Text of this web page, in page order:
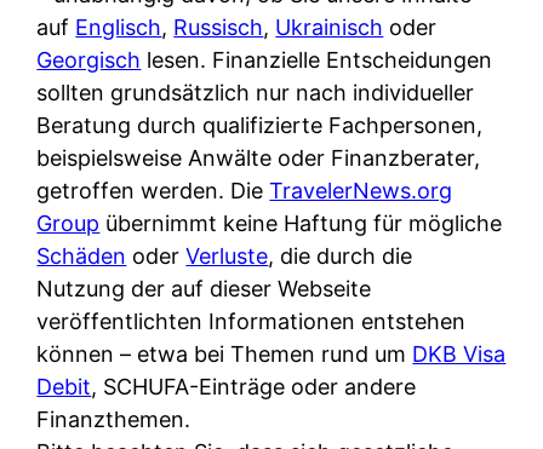
s
c
h
e
B
a
n
k
k
a
r
t
e
l
i
c
h
k
o
s
t
e
n
l
o
s
u
d
e
r
F
i
r
m
a
a
m
p
r
i
auf Englisch, Russisch, Ukrainisch oder
Georgisch lesen. Finanzielle Entscheidungen
sollten grundsätzlich nur nach individueller
Beratung durch qualifizierte Fachpersonen,
beispielsweise Anwälte oder Finanzberater,
getroffen werden. DieTravelerNews.org
Group übernimmt keine Haftung für mögliche
Schäden oderVerluste, die durch die
Nutzung der auf dieser Webseite
veröffentlichten Informationen entstehen
können – etwa bei Themen rund um DKB Visa
Debit, SCHUFA-Einträge oder andere
Finanzthemen.